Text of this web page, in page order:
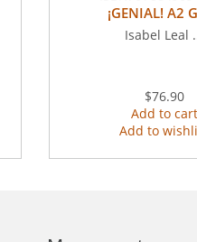
¡GENIAL! A2
Isabel Leal
$76.90
Add to cart
Add to